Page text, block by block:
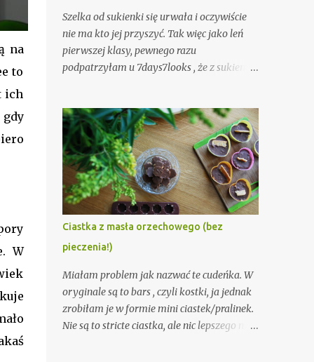
na
to
ich
W
Szelka od sukienki się urwała i oczywiście
nie ma kto jej przyszyć. Tak więc jako leń
pierwszej klasy, pewnego razu
podpatrzyłam u 7days7looks , że z sukienki
którego ostatnio mam manię (myślę, że
jeszcze nikt nie zdążył tego zauważyć. Tak,
tak, to ironia).
Ciastka z masła orzechowego (bez
pieczenia!)
Miałam problem jak nazwać te cudeńka. W
oryginale są to bars , czyli kostki, ja jednak
zrobiłam je w formie mini ciastek/pralinek.
Nie są to stricte ciastka, ale nic lepszego nie